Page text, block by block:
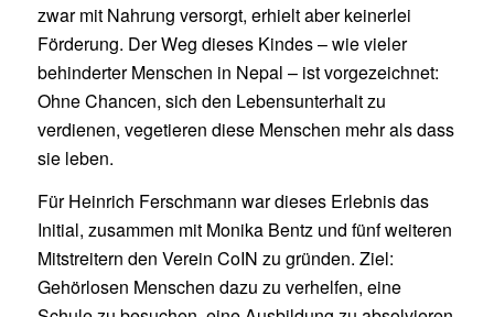
zwar mit Nahrung versorgt, erhielt aber keinerlei
Förderung. Der Weg dieses Kindes – wie vieler
behinderter Menschen in Nepal – ist vorgezeichnet:
Ohne Chancen, sich den Lebensunterhalt zu
verdienen, vegetieren diese Menschen mehr als dass
sie leben.
Für Heinrich Ferschmann war dieses Erlebnis das
Initial, zusammen mit Monika Bentz und fünf weiteren
Mitstreitern den Verein CoIN zu gründen. Ziel:
Gehörlosen Menschen dazu zu verhelfen, eine